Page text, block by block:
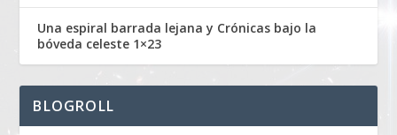
Una espiral barrada lejana y Crónicas bajo la
bóveda celeste 1×23
BLOGROLL